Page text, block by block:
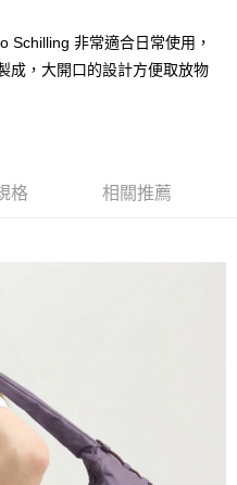
運費
Schilling 非常適合日常使用，
成，大開口的設計方便取放物
格 相關推薦